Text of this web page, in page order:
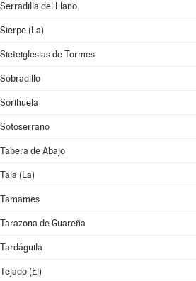
Serradilla del Llano
Sierpe (La)
Sieteiglesias de Tormes
Sobradillo
Sorihuela
Sotoserrano
Tabera de Abajo
Tala (La)
Tamames
Tarazona de Guareña
Tardáguila
Tejado (El)